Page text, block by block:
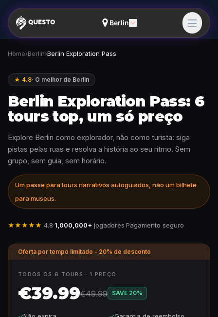
Berlin
Home›Berlin›Berlin Exploration Pass
★ 4.8· O melhor de Berlin
Berlin Exploration Pass: 6
tours top, um só preço
Explore Berlin como explorador, não como turista: siga
pistas pelas ruas e resolva a história ao seu ritmo. Sem
grupo, sem guia, sem horário.
Um passe para tours narrativos autoguiados, não um bilhete
para museus.
★★★★★ 4.8·1,000,000+ jogadores·Pagamento seguro
Oferta por tempo limitado - 20% de desconto
TODOS OS 6 TOURS · 1 PREÇO
€39.99€49.99 SAVE 20%